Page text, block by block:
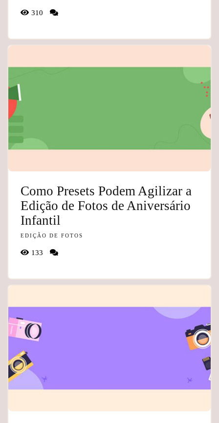
310
Como Presets Podem Agilizar a
Edição de Fotos de Aniversário
Infantil
EDIÇÃO DE FOTOS
133